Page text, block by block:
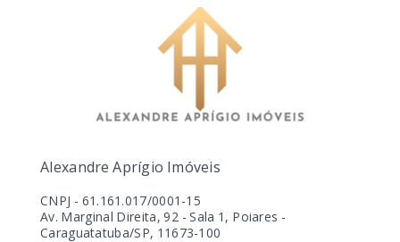
Alexandre Aprígio Imóveis
CNPJ - 61.161.017/0001-15
Av. Marginal Direita, 92 - Sala 1, Poiares -
Caraguatatuba/SP, 11673-100